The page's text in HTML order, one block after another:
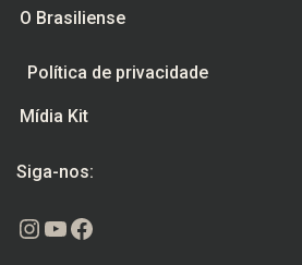
O Brasiliense
Política de privacidade
Mídia Kit
Siga-nos:
Instagram
Youtube
Facebook